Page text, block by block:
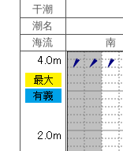
干潮
潮名
海流